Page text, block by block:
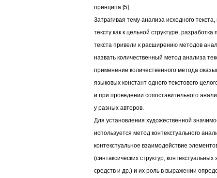
принципа [5].
Затрагивая тему анализа исходного
тексту как к цельной структуре,
текста привели к расширению методов
назвать количественный метод анализа
применение количественного метода
языковых констант одного текстового
и при проведении сопоставительного
у разных авторов.
Для установления художественной
используется метод контекстуального
контекстуальное взаимодействие
(синтаксических структур,
средств и др.) и их роль в выражении